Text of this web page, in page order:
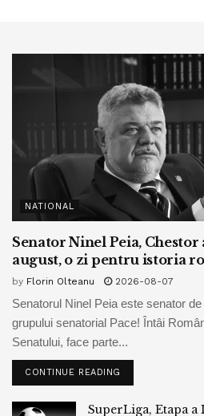
NATIONAL
Senator Ninel Peia, Chestor
august, o zi pentru istoria
by Florin Olteanu 2026-08-07
Senatorul Ninel Peia este senator
grupului senatorial Pace! Întâi
Senatului, face parte...
CONTINUE READING
SuperLiga, Etapa